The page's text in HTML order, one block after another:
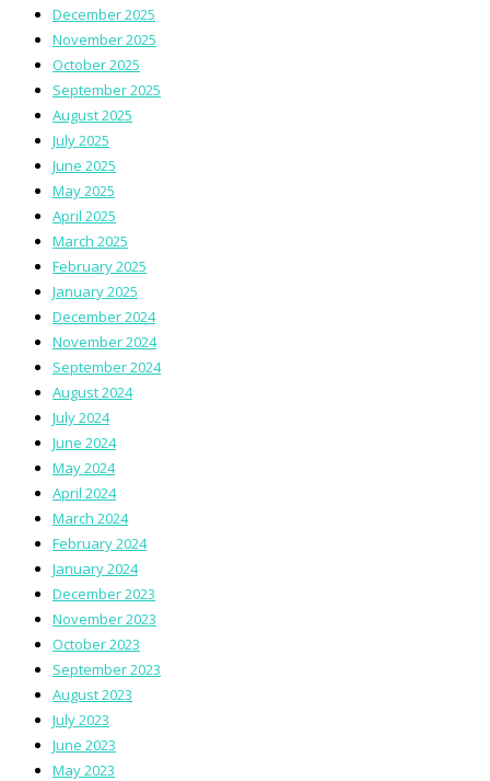
December 2025
November 2025
October 2025
September 2025
August 2025
July 2025
June 2025
May 2025
April 2025
March 2025
February 2025
January 2025
December 2024
November 2024
September 2024
August 2024
July 2024
June 2024
May 2024
April 2024
March 2024
February 2024
January 2024
December 2023
November 2023
October 2023
September 2023
August 2023
July 2023
June 2023
May 2023